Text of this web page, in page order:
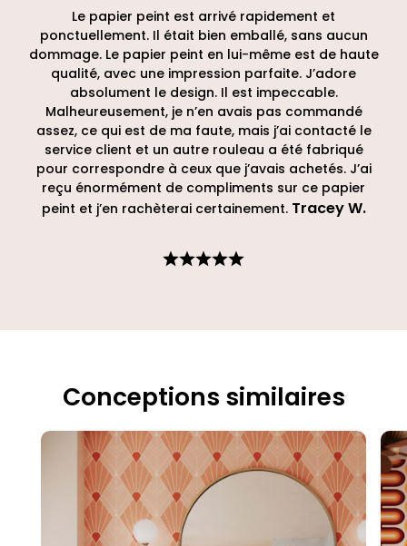
Le papier peint est arrivé rapidement et
ponctuellement. Il était bien emballé, sans aucun
dommage. Le papier peint en lui-même est de haute
qualité, avec une impression parfaite. J’adore
absolument le design. Il est impeccable.
Malheureusement, je n’en avais pas commandé
assez, ce qui est de ma faute, mais j’ai contacté le
service client et un autre rouleau a été fabriqué
pour correspondre à ceux que j’avais achetés. J’ai
reçu énormément de compliments sur ce papier
peint et j’en rachèterai certainement. Tracey W.
Conceptions similaires